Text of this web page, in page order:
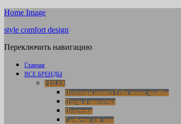
Home Image
style comfort design
Переключить навигацию
Главная
ВСЕ БРЕНДЫ
FEILER
Полотенца шенилл Feiler новые дизайны
Пледы и наволочки
Полотенца
Салфетки для лица